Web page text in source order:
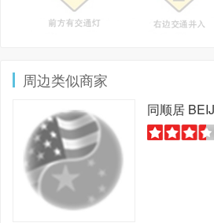
周边类似商家
同顺居